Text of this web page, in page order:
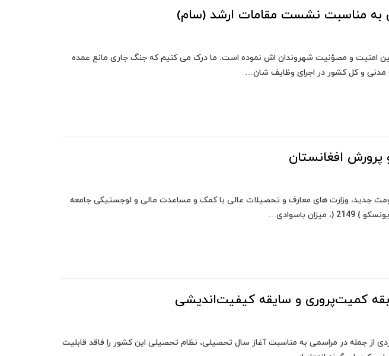
به مناسبت نشست مقامات ارشد (سام)
امنیت و مصؤنیت شهروندان اش نموده است. ما درک می کنیم که جنگ جاری مانع عمده
و کل کشور در اجرای وظایف شان…
پرورش افغانستان
جدید، وزارت های معارف و تحصیلات عالی با کمک و مساعدت مالی و لوجستیکی جامعه
باسوادی…
کمیت‌پروری و سایقه کیفیت‌اندیشی
از جمله در مراسمی به مناسبت آغاز سال تحصیلی، نظام تحصیلی این کشور را فاقد قابلیت